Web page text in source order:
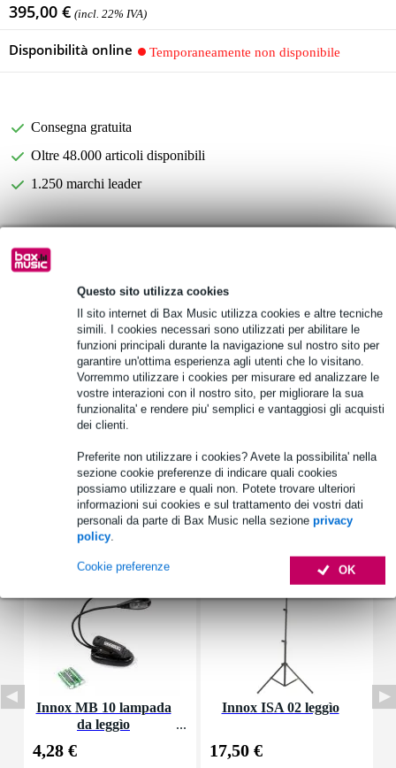
Questo sito utilizza cookies
Il sito internet di Bax Music utilizza cookies e altre tecniche
simili. I cookies necessari sono utilizzati per abilitare le
funzioni principali durante la navigazione sul nostro sito per
garantire un'ottima esperienza agli utenti che lo visitano.
Vorremmo utilizzare i cookies per misurare ed analizzare le
vostre interazioni con il nostro sito, per migliorare la sua
funzionalita' e rendere piu' semplici e vantaggiosi gli acquisti
dei clienti.
Preferite non utilizzare i cookies? Avete la possibilita' nella
sezione cookie preferenze di indicare quali cookies
possiamo utilizzare e quali non. Potete trovare ulteriori
informazioni sui cookies e sul trattamento dei vostri dati
personali da parte di Bax Music nella sezione privacy
policy.
OK
Cookie preferenze
395,00 € (incl. 22% IVA)
Disponibilità online Temporaneamente non disponibile
Consegna gratuita
Oltre 48.000 articoli disponibili
1.250 marchi leader
Informazioni sul prodotto
Tromba in Sib
con bocchino originale Vincent Bach 7C
Specifiche complete
Vedi anche (4)
Accessori (21)
Innox MB 10 lampada
da leggìo
4,28 €
Innox ISA 02 leggìo
17,50 €